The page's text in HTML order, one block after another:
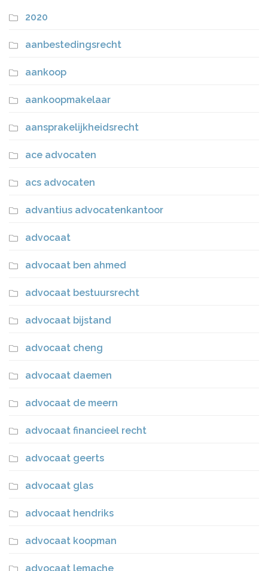
2020
aanbestedingsrecht
aankoop
aankoopmakelaar
aansprakelijkheidsrecht
ace advocaten
acs advocaten
advantius advocatenkantoor
advocaat
advocaat ben ahmed
advocaat bestuursrecht
advocaat bijstand
advocaat cheng
advocaat daemen
advocaat de meern
advocaat financieel recht
advocaat geerts
advocaat glas
advocaat hendriks
advocaat koopman
advocaat lemache